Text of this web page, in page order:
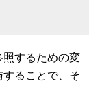
照するための変
ることで、そ